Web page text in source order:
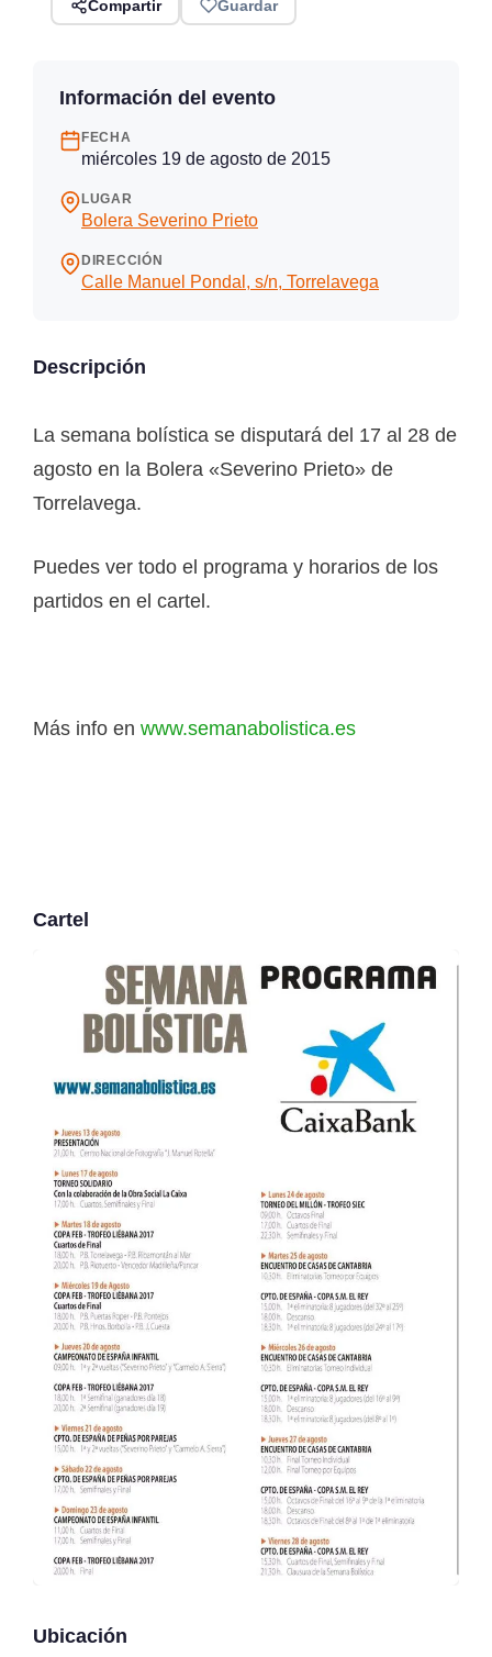
Compartir Guardar
Información del evento
FECHA
miércoles 19 de agosto de 2015
LUGAR
Bolera Severino Prieto
DIRECCIÓN
Calle Manuel Pondal, s/n, Torrelavega
Descripción
La semana bolística se disputará del 17 al 28 de
agosto en la Bolera «Severino Prieto» de
Torrelavega.
Puedes ver todo el programa y horarios de los
partidos en el cartel.
Más info en www.semanabolistica.es
Cartel
Ubicación